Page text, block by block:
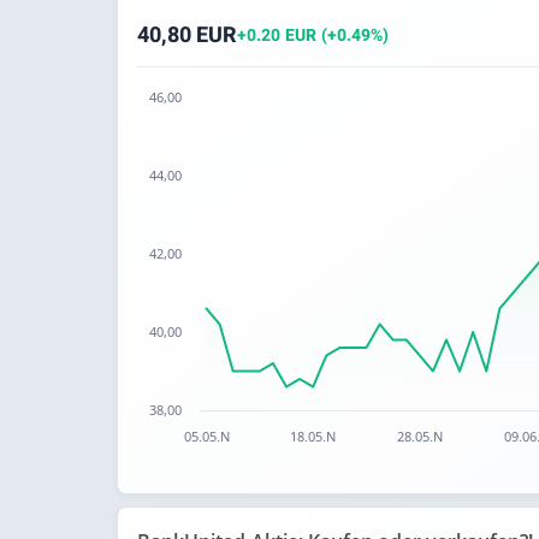
40,80 EUR+0.20 EUR (+0.49%)
Chart with 61 data points.
The chart has 1 Y axis displaying values.
05.05.N 18.05.N 28.05.N
38,00
40,00
42,00
44,00
46,00